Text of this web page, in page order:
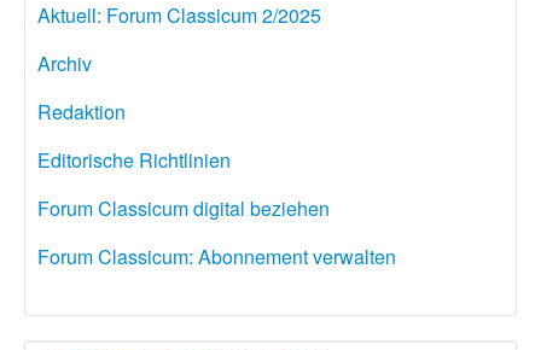
Aktuell: Forum Classicum 2/2025
Archiv
Redaktion
Editorische Richtlinien
Forum Classicum digital beziehen
Forum Classicum: Abonnement verwalten